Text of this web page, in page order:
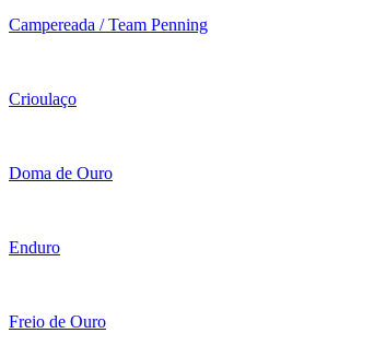
Campereada / Team Penning
Crioulaço
Doma de Ouro
Enduro
Freio de Ouro